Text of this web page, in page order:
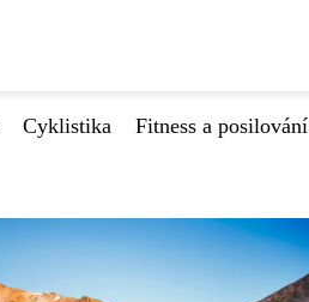
Cyklistika Fitness a posilování